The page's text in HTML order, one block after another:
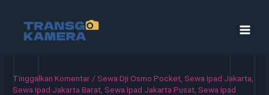
konten
Tinggalkan Komentar / Sewa Dji Osmo Pocket Sewa Ipad Jakarta
Sewa Ipad Jakarta Barat Sewa Ipad Jakarta Pusat Sewa Ipad